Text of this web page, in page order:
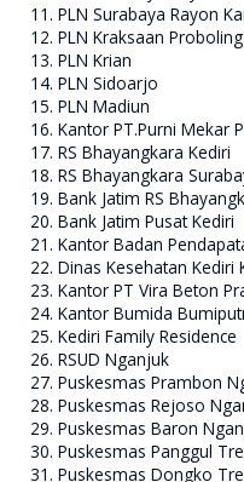
PLN Surabaya Rayon
PLN Kraksaan
PLN Krian
PLN Sidoarjo
PLN Madiun
Kantor PT.Purni Mekar
RS Bhayangkara Kediri
RS Bhayangkara
Bank Jatim RS
Bank Jatim Pusat Kediri
Kantor Badan
Dinas Kesehatan Kediri
Kantor PT Vira Beton
Kantor Bumida
Kediri Family Residence
RSUD Nganjuk
Puskesmas Prambon
Puskesmas Rejoso
Puskesmas Baron
Puskesmas Panggul
Puskesmas Dongko